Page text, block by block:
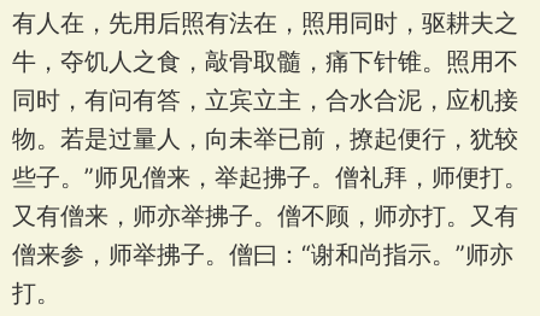
有人在，先用后照有法在，照用同时，驱耕夫之
牛，夺饥人之食，敲骨取髓，痛下针锥。照用不
同时，有问有答，立宾立主，合水合泥，应机接
物。若是过量人，向未举已前，撩起便行，犹较
些子。”师见僧来，举起拂子。僧礼拜，师便打。
又有僧来，师亦举拂子。僧不顾，师亦打。又有
僧来参，师举拂子。僧曰：“谢和尚指示。”师亦
打。